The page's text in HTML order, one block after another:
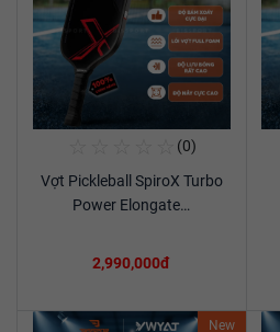
Xem chi tiết
(0)
Vợt Pickleball SpiroX Turbo
Power Elongate…
2,990,000đ
New